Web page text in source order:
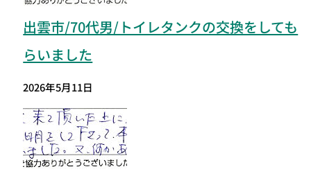
出雲市/70代男/トイレタンクの交換をしても
らいました
2026年5月11日